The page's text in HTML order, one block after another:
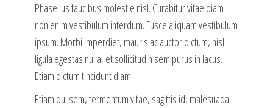
Phasellus faucibus molestie nisl. Curabitur vitae diam
non enim vestibulum interdum. Fusce aliquam vestibulum
ipsum. Morbi imperdiet, mauris ac auctor dictum, nisl
ligula egestas nulla, et sollicitudin sem purus in lacus.
Etiam dictum tincidunt diam.
Etiam dui sem, fermentum vitae, sagittis id, malesuada